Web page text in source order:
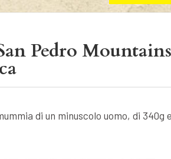
Pedro
di un minuscolo uomo, di 340g